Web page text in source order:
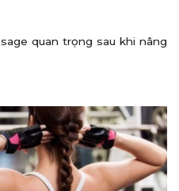
quan trọng sau khi nâng